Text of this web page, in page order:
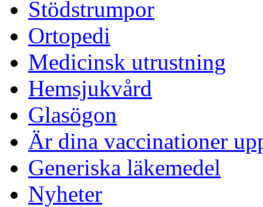
Stödstrumpor
Ortopedi
Medicinsk utrustning
Hemsjukvård
Glasögon
Är dina vaccinationer
Generiska läkemedel
Nyheter